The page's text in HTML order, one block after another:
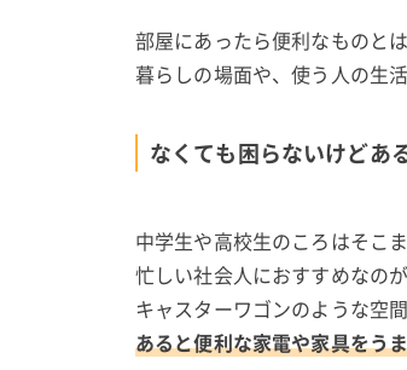
部屋にあったら便利なものと
暮らしの場面や、使う人の生
なくても困らないけどあ
中学生や高校生のころはそこ
忙しい社会人におすすめなの
キャスターワゴンのような空
あると便利な家電や家具をう